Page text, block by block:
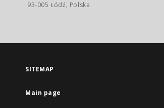
93-005 Łódź, Polska
SITEMAP
Main page